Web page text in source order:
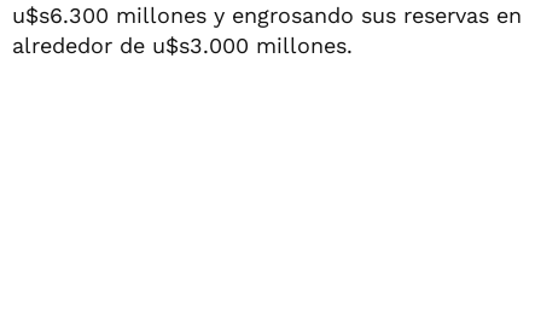
u$s6.300 millones y engrosando sus reservas en
alrededor de u$s3.000 millones.